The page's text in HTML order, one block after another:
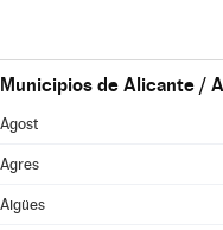
Municipios de Alicante /
Agost
Agres
Aigües